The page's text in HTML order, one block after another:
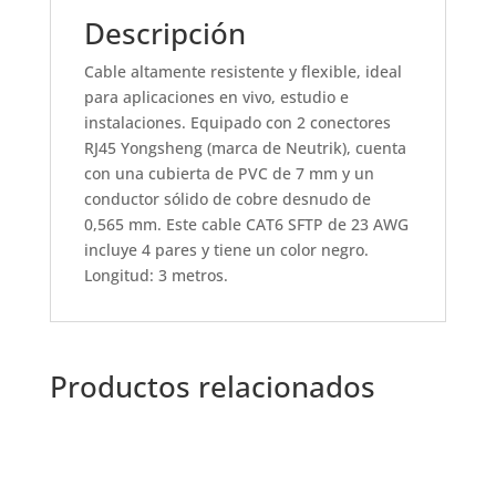
Descripción
Cable altamente resistente y flexible, ideal
para aplicaciones en vivo, estudio e
instalaciones. Equipado con 2 conectores
RJ45 Yongsheng (marca de Neutrik), cuenta
con una cubierta de PVC de 7 mm y un
conductor sólido de cobre desnudo de
0,565 mm. Este cable CAT6 SFTP de 23 AWG
incluye 4 pares y tiene un color negro.
Longitud: 3 metros.
Productos relacionados